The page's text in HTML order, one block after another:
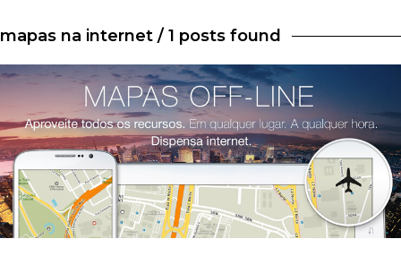
mapas na internet / 1 posts found